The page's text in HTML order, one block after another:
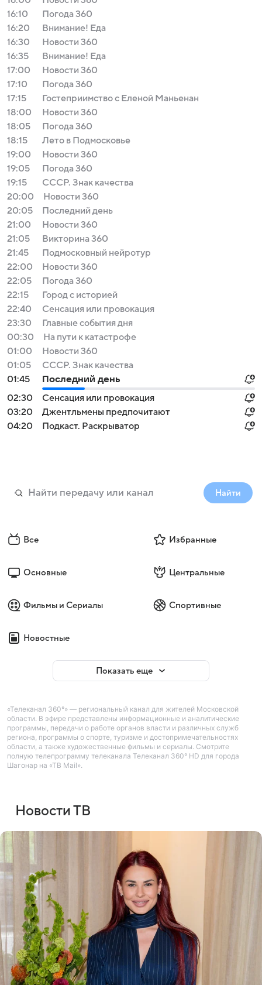
16:10
Погода 360
16:20
Внимание! Еда
16:30
Новости 360
16:35
Внимание! Еда
17:00
Новости 360
17:10
Погода 360
17:15
Гостеприимство с Еленой Маньенан
18:00
Новости 360
18:05
Погода 360
18:15
Лето в Подмосковье
19:00
Новости 360
19:05
Погода 360
19:15
СССР. Знак качества
20:00
Новости 360
20:05
Последний день
21:00
Новости 360
21:05
Викторина 360
21:45
Подмосковный нейротур
22:00
Новости 360
22:05
Погода 360
22:15
Город с историей
22:40
Сенсация или провокация
23:30
Главные события дня
00:30
На пути к катастрофе
01:00
Новости 360
01:05
СССР. Знак качества
01:45
Последний день
02:30
Сенсация или провокация
03:20
Джентльмены предпочитают
04:20
Подкаст. Раскрыватор
Найти
Все Избранные
Основные Центральные
Фильмы и Сериалы Спортивные
Новостные
Показать еще
«Телеканал 360°» — региональный канал для жителей Московской
области. В эфире представлены информационные и аналитические
программы, передачи о работе органов власти и различных служб
региона, программы о спорте, туризме и достопримечательностях
области, а также художественные фильмы и сериалы. Смотрите
полную телепрограмму телеканала Телеканал 360° HD для города
Шагонар на «ТВ Mail».
Новости ТВ